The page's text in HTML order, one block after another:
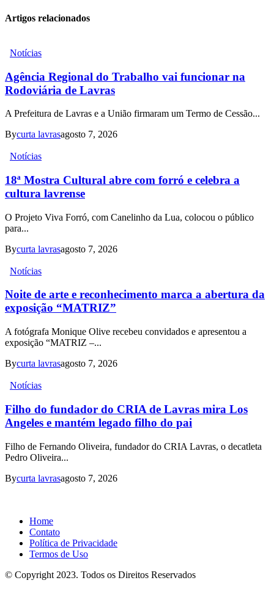
Artigos relacionados
Notícias
Agência Regional do Trabalho vai funcionar na
Rodoviária de Lavras
A Prefeitura de Lavras e a União firmaram um Termo de Cessão...
Bycurta lavrasagosto 7, 2026
Notícias
18ª Mostra Cultural abre com forró e celebra a
cultura lavrense
O Projeto Viva Forró, com Canelinho da Lua, colocou o público
para...
Bycurta lavrasagosto 7, 2026
Notícias
Noite de arte e reconhecimento marca a abertura da
exposição “MATRIZ”
A fotógrafa Monique Olive recebeu convidados e apresentou a
exposição “MATRIZ –...
Bycurta lavrasagosto 7, 2026
Notícias
Filho do fundador do CRIA de Lavras mira Los
Angeles e mantém legado filho do pai
Filho de Fernando Oliveira, fundador do CRIA Lavras, o decatleta
Pedro Oliveira...
Bycurta lavrasagosto 7, 2026
Home
Contato
Política de Privacidade
Termos de Uso
© Copyright 2023. Todos os Direitos Reservados